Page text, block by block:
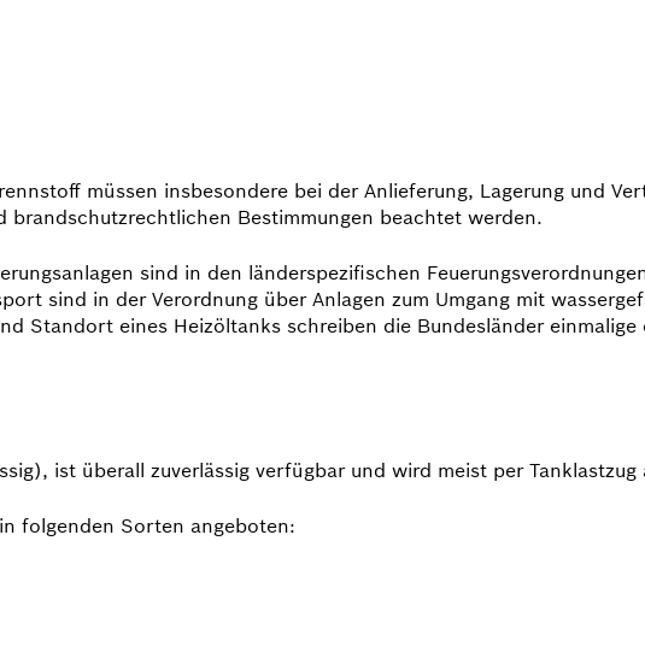
müssen insbesondere bei der Anlieferung, Lagerung und
brand­schutzrechtlichen Bestimmungen beachtet werden.
sind in den länderspezifischen
sind in der Verordnung über Anlagen zum Umgang mit
Standort eines Heizöltanks schreiben die Bundesländer
ist überall zuverlässig verfügbar und wird meist per Tanklastzug
folgenden Sorten angeboten: